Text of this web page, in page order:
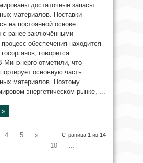
достаточные запасы
материалов. Поставки
на постоянной основе
с ранее заключёнными
обеспечения находится
говорится
Минэнерго отметили, что
основную часть
материалов. Поэтому
энергетическом рынке, ...
»
Страница 1 из 14
4 5
»
10
...